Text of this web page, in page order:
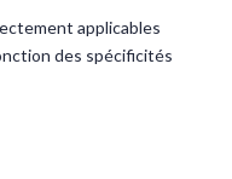
applicables
des spécificités